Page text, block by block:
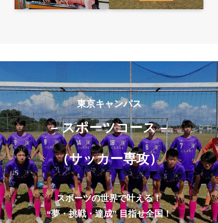
東京キャンパス
– スポーツコース –
（サッカー専攻）
スポーツの世界で叶える！
“夢・挑戦・達成” 目指せ全国！